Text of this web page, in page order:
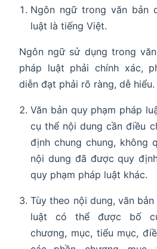
Ngôn ngữ trong văn bản
luật là tiếng Việt.
Ngôn ngữ sử dụng trong
pháp luật phải chính xác,
diễn đạt phải rõ ràng, dễ hiểu.
Văn bản quy phạm pháp
cụ thể nội dung cần điều
định chung chung, không
nội dung đã được quy
quy phạm pháp luật khác.
Tùy theo nội dung, văn
luật có thể được bố
chương, mục, tiểu mục,